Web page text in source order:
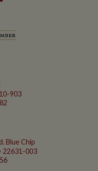
903
Blue Chip
22631-003